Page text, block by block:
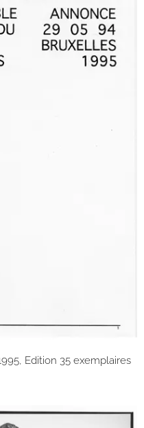
Edition 35 exemplaires